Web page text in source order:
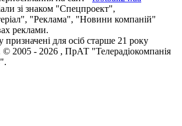
зі знаком "Спецпроект",
"Реклама", "Новини компаній"
реклами.
призначені для осіб старше 21 року
© 2005 - 2026 , ПрАТ "Телерадіокомпанія